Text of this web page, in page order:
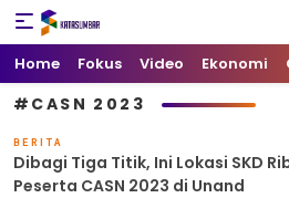
Kata Sumbar
Berita Sumbar Hari Ini
Home Fokus Video Ekonomi
#CASN 2023
BERITA
Dibagi Tiga Titik, Ini Lokasi SKD
Peserta CASN 2023 di Unand